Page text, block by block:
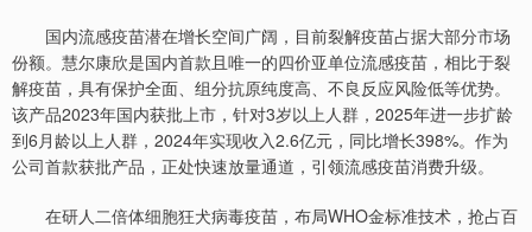
国内流感疫苗潜在增长空间广阔，目前裂解疫苗占据大部分市场
份额。慧尔康欣是国内首款且唯一的四价亚单位流感疫苗，相比于裂
解疫苗，具有保护全面、组分抗原纯度高、不良反应风险低等优势。
该产品2023年国内获批上市，针对3岁以上人群，2025年进一步扩龄
到6月龄以上人群，2024年实现收入2.6亿元，同比增长398%。作为
公司首款获批产品，正处快速放量通道，引领流感疫苗消费升级。
在研人二倍体细胞狂犬病毒疫苗，布局WHO金标准技术，抢占百